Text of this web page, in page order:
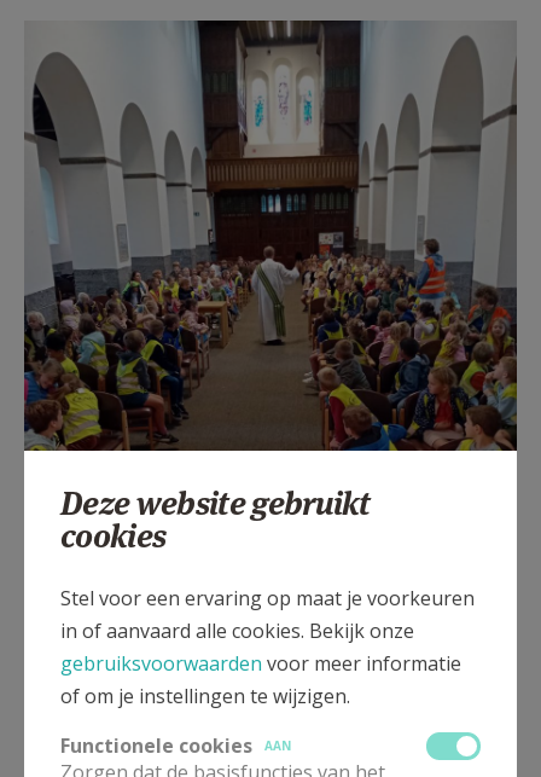
F1213d38.jpg
SCHOOLVIERING GINSTESCHOOL
Deze website gebruikt
cookies
Stel voor een ervaring op maat je voorkeuren
in of aanvaard alle cookies. Bekijk onze
gebruiksvoorwaarden voor meer informatie
of om je instellingen te wijzigen.
Functionele cookies
AAN